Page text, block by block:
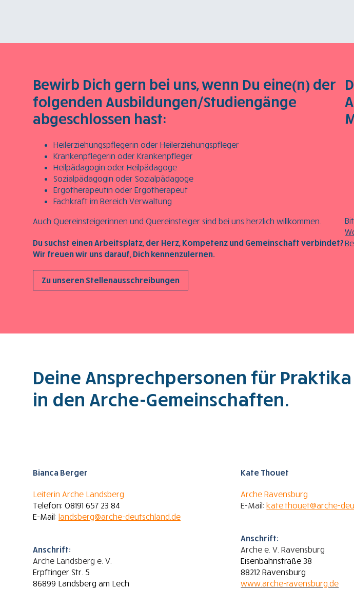
Bewirb Dich gern bei uns, wenn Du eine(n) der
folgenden Ausbildungen/Studiengänge
abgeschlossen hast:
Heilerziehungspflegerin oder Heilerziehungspfleger
Krankenpflegerin oder Krankenpfleger
Heilpädagogin oder Heilpädagoge
Sozialpädagogin oder Sozialpädagoge
Ergotherapeutin oder Ergotherapeut
Fachkraft im Bereich Verwaltung
Auch Quereinsteigerinnen und Quereinsteiger sind bei uns herzlich willkommen.
Du suchst einen Arbeitsplatz, der Herz, Kompetenz und Gemeinschaft verbindet?
Wir freuen wir uns darauf, Dich kennenzulernen.
Zu unseren Stellenausschreibungen
Deine Ansprechpersonen für Praktika
in den Arche-Gemeinschaften.
Bianca Berger
Leiterin Arche Landsberg
Telefon: 08191 657 23 84
E-Mail: landsberg@arche-deutschland.de
Anschrift:
Arche Landsberg e. V.
Erpftinger Str. 5
86899 Landsberg am Lech
Kate Thouet
Arche Ravensburg
E-Mail: kate.thouet@arche-
Anschrift:
Arche e. V. Ravensburg
Eisenbahnstraße 38
88212 Ravensburg
www.arche-ravensburg.de